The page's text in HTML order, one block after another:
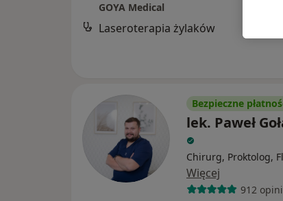
GOYA Medical
Laseroterapia żylaków
Bezpieczne
lek. Paweł
Chirurg, Proktolog,
Więcej
912